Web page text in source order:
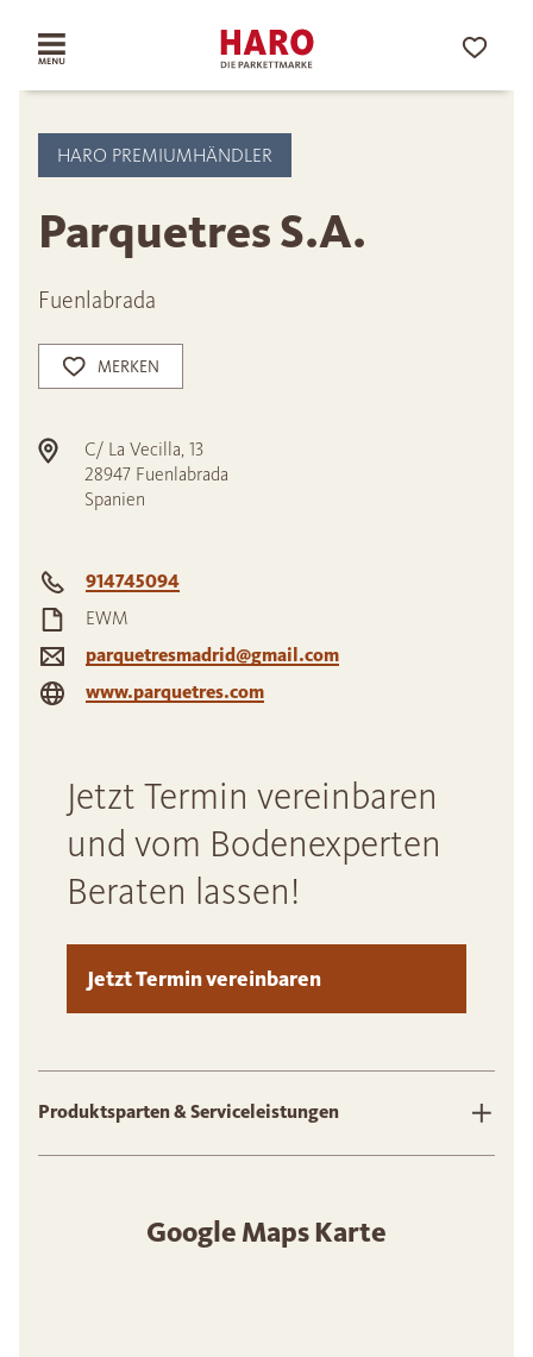
HARO PREMIUMHÄNDLER
Parquetres S.A.
Fuenlabrada
MERKEN
C/ La Vecilla, 13
28947 Fuenlabrada
Spanien
914745094
EWM
parquetresmadrid@gmail.com
www.parquetres.com
Jetzt Termin vereinbaren
und vom Bodenexperten
Beraten lassen!
Jetzt Termin vereinbaren
Produktsparten & Serviceleistungen
Google Maps Karte